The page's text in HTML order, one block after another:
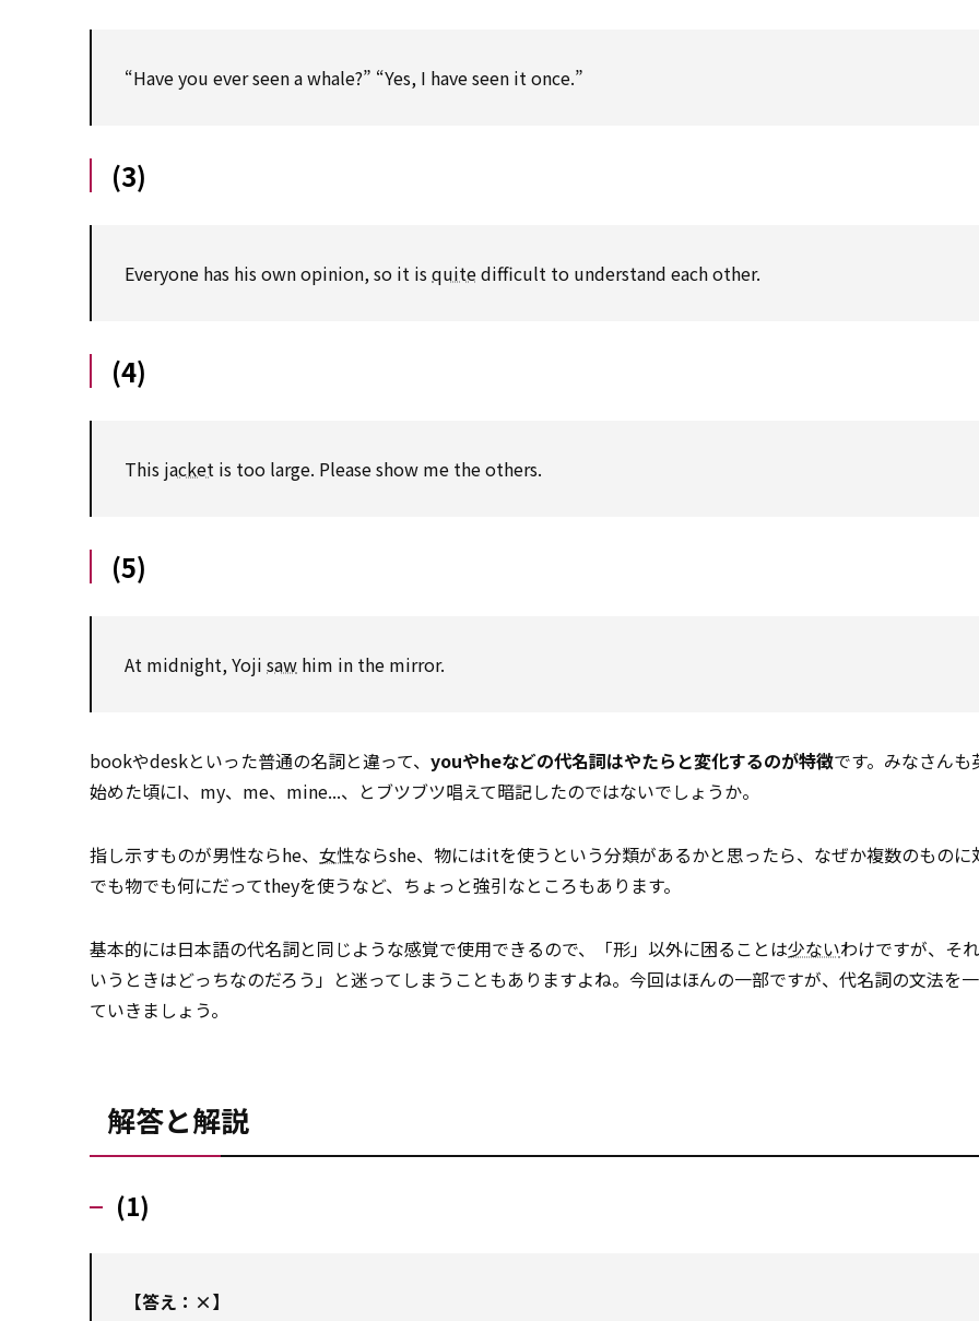
“Have you ever seen a whale?” “Yes, I have seen it once.”
(3)
Everyone has his own opinion, so it is quitedifficult to understand each other.
(4)
This jacket is too large. Please show me the others.
(5)
At midnight, Yoji saw him in the mirror.
bookやdeskといった普通の名詞と違って、 youやheなどの代名詞はやたらと変化するのが特徴です。みなさんも
始めた頃にI、my、me、mine...、とブツブツ唱えて暗記したのではないでしょうか。
指し示すものが男性ならhe、 女性ならshe、物にはitを使うという分類があるかと思ったら、なぜか複数のものに
でも物でも何にだってtheyを使うなど、ちょっと強引なところもあります。
基本的には日本語の代名詞と同じような感覚で使用できるので、「形」以外に困ることは少ないわけですが、そ
いうときはどっちなのだろう」と迷ってしまうこともありますよね。今回はほんの一部ですが、代名詞の文法を
ていきましょう。
解答と解説
(1)
【答え：×】